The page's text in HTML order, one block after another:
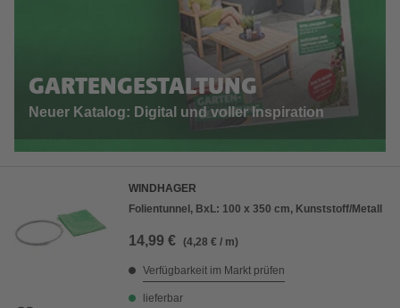
GARTENGESTALTUNG
Neuer Katalog: Digital und voller Inspiration
WINDHAGER
Folientunnel, BxL: 100 x 350 cm, Kunststoff/Metall
14,99 € (4,28 € / m)
Verfügbarkeit im Markt prüfen
lieferbar